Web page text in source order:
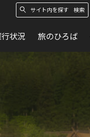
検索
状況 旅のひろば